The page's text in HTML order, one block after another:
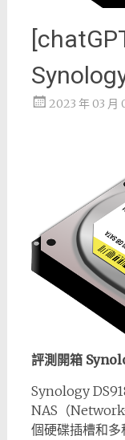
2023 年 03 月
評測開箱
Synology
NAS（
個硬碟插槽和